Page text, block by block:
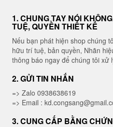
1. CHUNG TAY NÓI
TUỆ, QUYỀN THIẾT KẾ
Nếu bạn phát hiện shop chúng
hữu trí tuệ, bản quyền, Nhãn
thông báo ngay để chúng tôi xử
2. GỬI TIN NHẮN
=> Zalo 0938638619
=> Email :
3. CUNG CẤP BẰNG